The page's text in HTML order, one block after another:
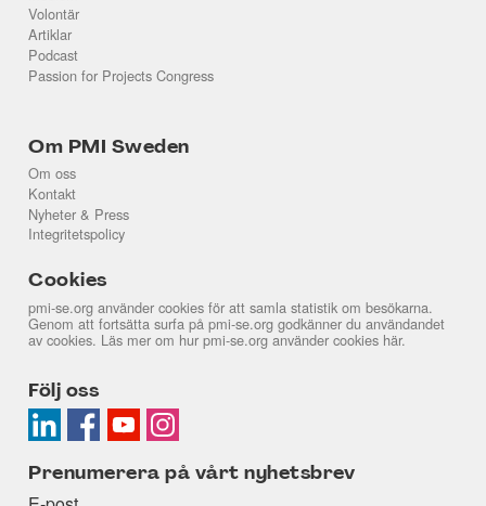
Volontär
Artiklar
Podcast
Passion for Projects Congress
Om PMI Sweden
Om oss
Kontakt
Nyheter & Press
Integritetspolicy
Cookies
pmi-se.org använder cookies för att samla statistik om besökarna.
Genom att fortsätta surfa på pmi-se.org godkänner du användandet
av cookies. Läs mer om hur pmi-se.org använder cookies här.
Följ oss
Prenumerera på vårt nyhetsbrev